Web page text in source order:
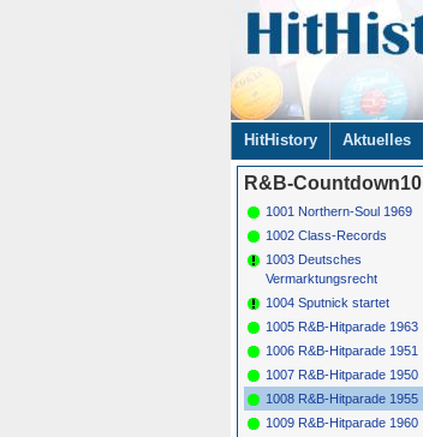
Navigation
überspringen
HitHistory Aktuelles
R&B-Countdown10
1001 Northern-Soul 1969
1002 Class-Records
1003 Deutsches
Vermarktungsrecht
1004 Sputnick startet
1005 R&B-Hitparade 1963
1006 R&B-Hitparade 1951
1007 R&B-Hitparade 1950
1008 R&B-Hitparade 1955
1009 R&B-Hitparade 1960